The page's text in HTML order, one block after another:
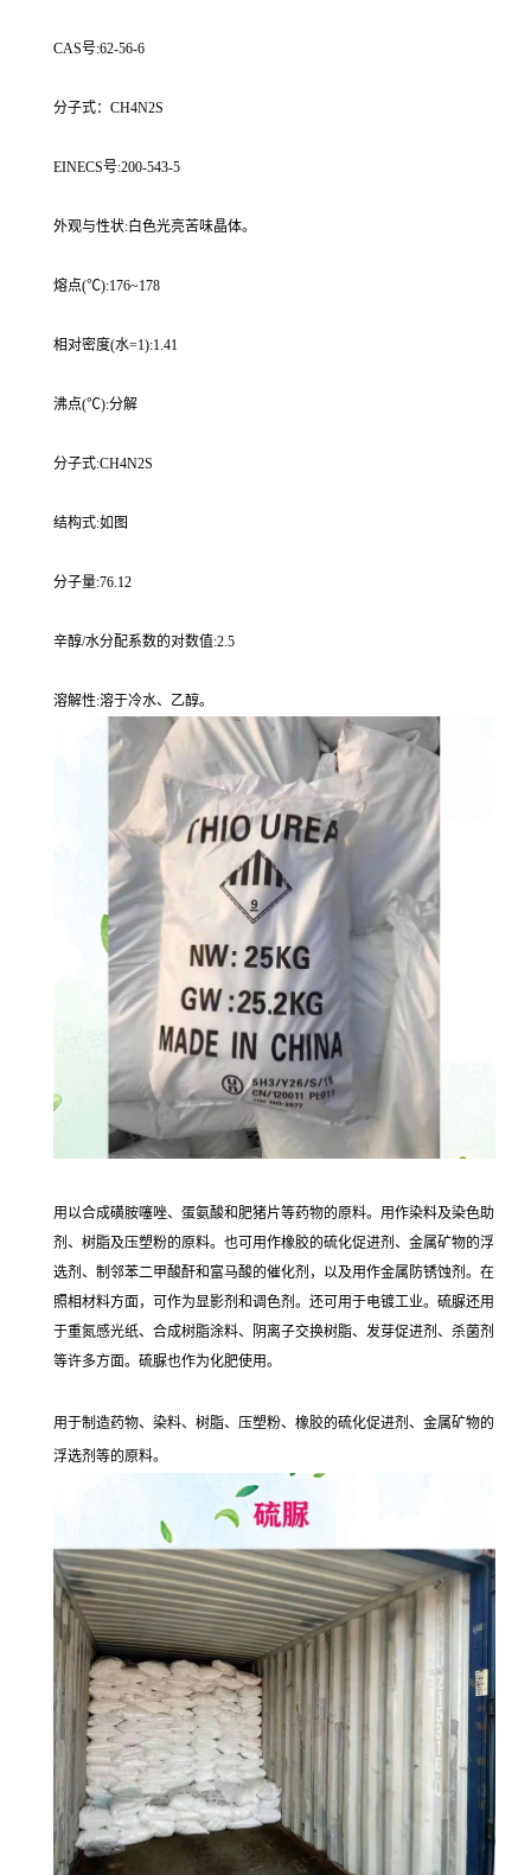
CAS号:62-56-6
分子式：CH4N2S
EINECS号:200-543-5
外观与性状:白色光亮苦味晶体。
熔点(℃):176~178
相对密度(水=1):1.41
沸点(℃):分解
分子式:CH4N2S
结构式:如图
分子量:76.12
辛醇/水分配系数的对数值:2.5
溶解性:溶于冷水、乙醇。
用以合成磺胺噻唑、蛋氨酸和肥猪片等药物的原料。用作染料及染色助
剂、树脂及压塑粉的原料。也可用作橡胶的硫化促进剂、金属矿物的浮
选剂、制邻苯二甲酸酐和富马酸的催化剂，以及用作金属防锈蚀剂。在
照相材料方面，可作为显影剂和调色剂。还可用于电镀工业。硫脲还用
于重氮感光纸、合成树脂涂料、阴离子交换树脂、发芽促进剂、杀菌剂
等许多方面。硫脲也作为化肥使用。
用于制造药物、染料、树脂、压塑粉、橡胶的硫化促进剂、金属矿物的
浮选剂等的原料。